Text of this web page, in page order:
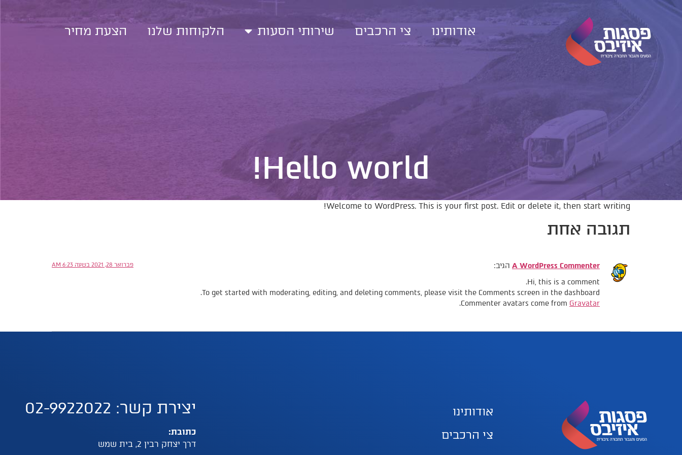
אודותינו צי הרכבים שירותי הסעות הלקוחות שלנו הצעת מחיר
Hello world!
Welcome to WordPress. This is your first post. Edit or delete it, then start writing!
תגובה אחת
A WordPress Commenter הגיב: פברואר 28, 2021 בשעה 6:23 AM
Hi, this is a comment.
To get started with moderating, editing, and deleting comments, please visit the Comments screen in the dashboard.
Commenter avatars come from Gravatar
.
אודותינו
צי הרכבים
יצירת קשר: 02-9922022
כתובת:
דרך יצחק רבין 2, בית שמש